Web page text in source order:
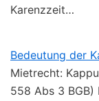
Karenzzeit…
Bedeutung der
Mietrecht:
558 Abs 3